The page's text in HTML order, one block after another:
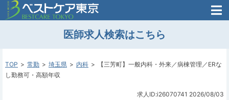
医師がはじめた
医師のための
転職支援
転職支援のお問い合わせ
医師求人検索はこちら
TOP 常勤 埼玉県 内科
【三芳町】一般内科・外来／病棟管理／ERな
し勤務可・高額年収
求人ID:i26070741 2026/08/03